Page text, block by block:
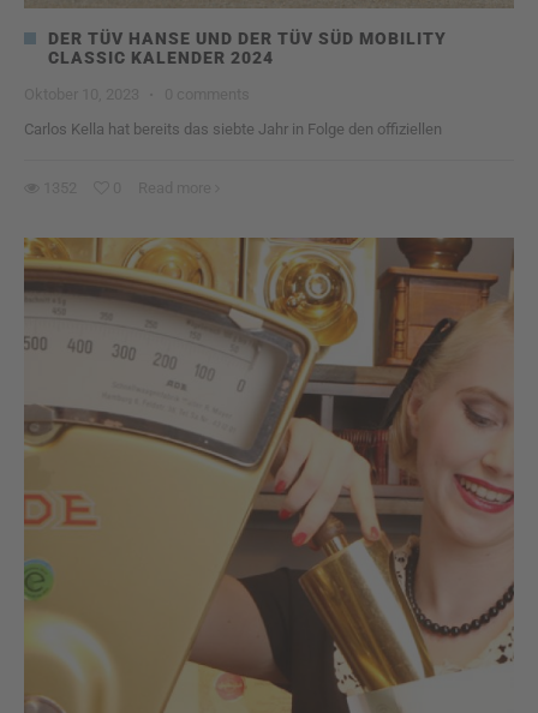
DER TÜV HANSE UND DER TÜV SÜD MOBILITY
CLASSIC KALENDER 2024
Carlos Kella hat bereits das siebte Jahr in Folge den offiziellen